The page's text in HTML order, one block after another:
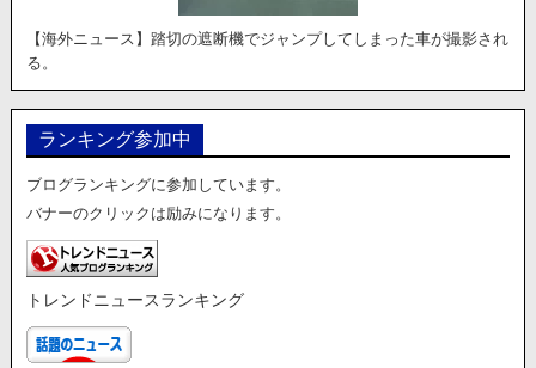
【海外ニュース】踏切の遮断機でジャンプしてしまった車が撮影され
る。
ランキング参加中
ブログランキングに参加しています。
バナーのクリックは励みになります。
トレンドニュースランキング